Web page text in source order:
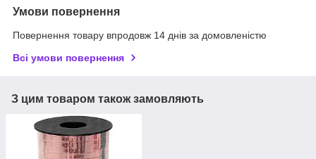
Умови повернення
Повернення товару впродовж 14 днів за домовленістю
Всі умови повернення
З цим товаром також замовляють